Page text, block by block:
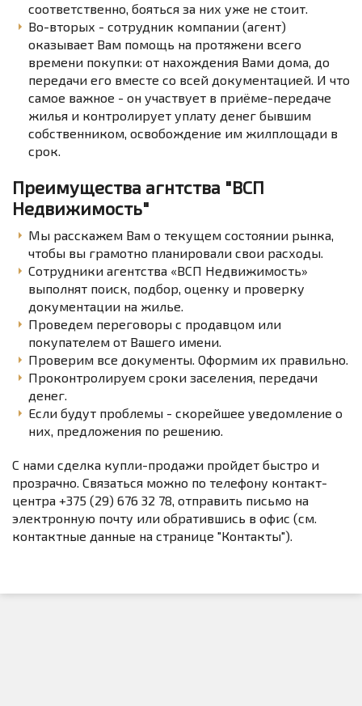
соответственно, бояться за них уже не стоит.
Во-вторых - сотрудник компании (агент)
оказывает Вам помощь на протяжени всего
времени покупки: от нахождения Вами дома, до
передачи его вместе со всей документацией. И что
самое важное - он участвует в приёме-передаче
жилья и контролирует уплату денег бывшим
собственником, освобождение им жилплощади в
срок.
Преимущества агнтства "ВСП
Недвижимость"
Мы расскажем Вам о текущем состоянии рынка,
чтобы вы грамотно планировали свои расходы.
Сотрудники агентства «ВСП Недвижимость»
выполнят поиск, подбор, оценку и проверку
документации на жилье.
Проведем переговоры с продавцом или
покупателем от Вашего имени.
Проверим все документы. Оформим их правильно.
Проконтролируем сроки заселения, передачи
денег.
Если будут проблемы - скорейшее уведомление о
них, предложения по решению.
С нами сделка купли-продажи пройдет быстро и
прозрачно. Связаться можно по телефону контакт-
центра +375 (29) 676 32 78, отправить письмо на
электронную почту или обратившись в офис (см.
контактные данные на странице "Контакты").